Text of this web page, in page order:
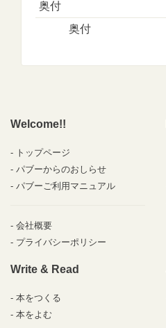
奥付
奥付
Welcome!!
トップページ
パブーからのおしらせ
パブーご利用マニュアル
会社概要
プライバシーポリシー
Write & Read
本をつくる
本をよむ